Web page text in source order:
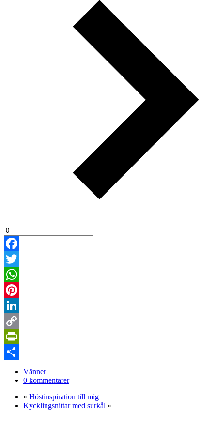
Facebook
Twitter
WhatsApp
Pinterest
LinkedIn
Copy
Link
PrintFriendly
Vänner
0 kommentarer
« Höstinspiration till mig
Kycklingsnittar med surkål »